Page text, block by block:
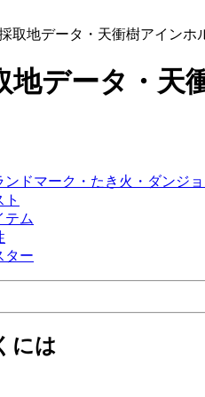
取地データ・天衝樹アインホ
データ・天
ドマーク・たき火・ダンジ
テム
ター
には